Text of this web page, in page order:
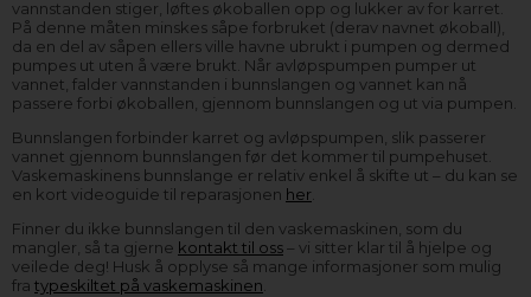
vannstanden stiger, løftes økoballen opp og lukker av for karret.
På denne måten minskes såpe forbruket (derav navnet økoball),
da en del av såpen ellers ville havne ubrukt i pumpen og dermed
pumpes ut uten å være brukt. Når avløpspumpen pumper ut
vannet, falder vannstanden i bunnslangen og vannet kan nå
passere forbi økoballen, gjennom bunnslangen og ut via pumpen.
Bunnslangen forbinder karret og avløpspumpen, slik passerer
vannet gjennom bunnslangen før det kommer til pumpehuset.
Vaskemaskinens bunnslange er relativ enkel å skifte ut – du kan se
en kort videoguide til reparasjonen her
Finner du ikke bunnslangen til den vaskemaskinen, som du
mangler, så ta gjerne kontakt til oss– vi sitter klar til å hjelpe og
veilede deg! Husk å opplyse så mange informasjoner som mulig
fra typeskiltet på vaskemaskinen